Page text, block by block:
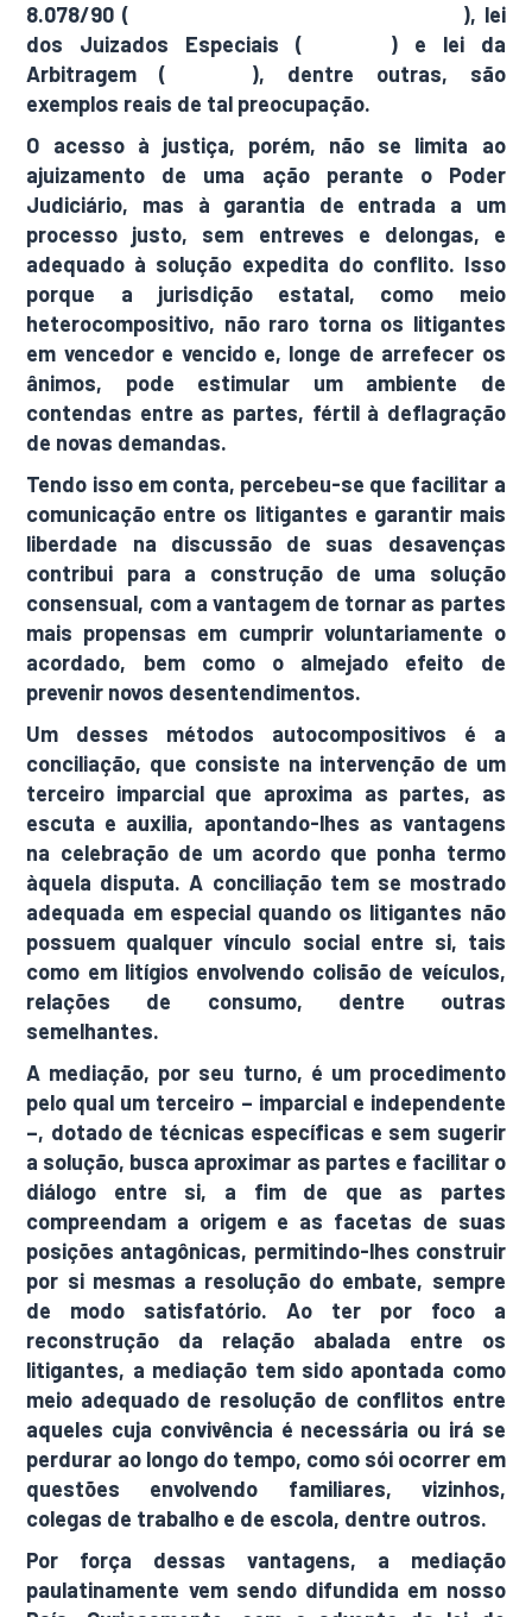
8.078/90 (
), lei
dos Juizados Especiais (
) e lei da
Arbitragem (
), dentre outras, são
exemplos reais de tal preocupação.
O acesso à justiça, porém, não se limita ao
ajuizamento de uma ação perante o Poder
Judiciário, mas à garantia de entrada a um
processo justo, sem entreves e delongas, e
adequado à solução expedita do conflito. Isso
porque a jurisdição estatal, como meio
heterocompositivo, não raro torna os litigantes
em vencedor e vencido e, longe de arrefecer os
ânimos, pode estimular um ambiente de
contendas entre as partes, fértil à deflagração
de novas demandas.
Tendo isso em conta, percebeu-se que facilitar a
comunicação entre os litigantes e garantir mais
liberdade na discussão de suas desavenças
contribui para a construção de uma solução
consensual, com a vantagem de tornar as partes
mais propensas em cumprir voluntariamente o
acordado, bem como o almejado efeito de
prevenir novos desentendimentos.
Um desses métodos autocompositivos é a
conciliação, que consiste na intervenção de um
terceiro imparcial que aproxima as partes, as
escuta e auxilia, apontando-lhes as vantagens
na celebração de um acordo que ponha termo
àquela disputa. A conciliação tem se mostrado
adequada em especial quando os litigantes não
possuem qualquer vínculo social entre si, tais
como em litígios envolvendo colisão de veículos,
relações de consumo, dentre outras
semelhantes.
A mediação, por seu turno, é um procedimento
pelo qual um terceiro – imparcial e independente
–, dotado de técnicas específicas e sem sugerir
a solução, busca aproximar as partes e facilitar o
diálogo entre si, a fim de que as partes
compreendam a origem e as facetas de suas
posições antagônicas, permitindo-lhes construir
por si mesmas a resolução do embate, sempre
de modo satisfatório. Ao ter por foco a
reconstrução da relação abalada entre os
litigantes, a mediação tem sido apontada como
meio adequado de resolução de conflitos entre
aqueles cuja convivência é necessária ou irá se
perdurar ao longo do tempo, como sói ocorrer em
questões envolvendo familiares, vizinhos,
colegas de trabalho e de escola, dentre outros.
Por força dessas vantagens, a mediação
paulatinamente vem sendo difundida em nosso